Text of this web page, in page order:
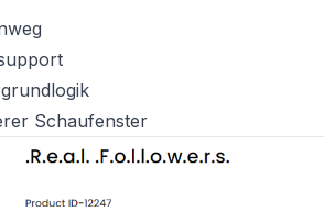
Schaufenster